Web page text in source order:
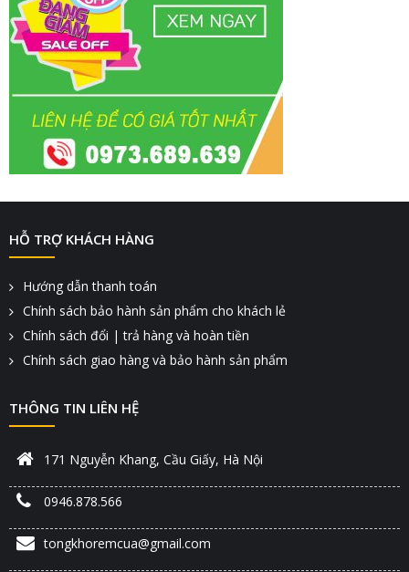
HỖ TRỢ KHÁCH HÀNG
Hướng dẫn thanh toán
Chính sách bảo hành sản phẩm cho khách lẻ
Chính sách đổi | trả hàng và hoàn tiền
Chính sách giao hàng và bảo hành sản phẩm
THÔNG TIN LIÊN HỆ
171 Nguyễn Khang, Cầu Giấy, Hà Nội
0946.878.566
tongkhoremcua@gmail.com